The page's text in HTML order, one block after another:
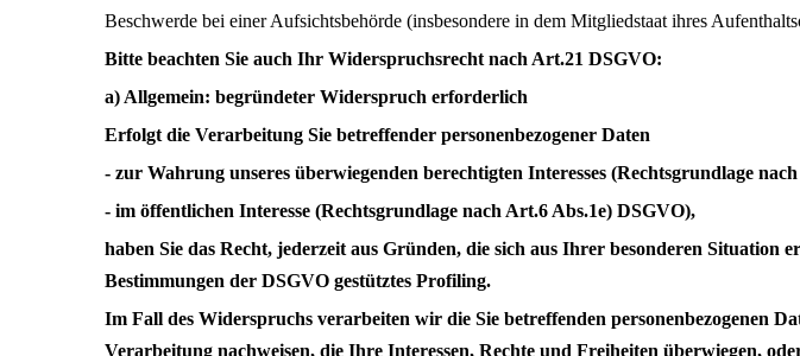
Beschwerde bei einer Aufsichtsbehörde (insbesondere in dem Mitgliedstaat ihres
Bitte beachten Sie auch Ihr Widerspruchsrecht nach Art.21 DSGVO:
a) Allgemein: begründeter Widerspruch erforderlich
Erfolgt die Verarbeitung Sie betreffender personenbezogener Daten
- zur Wahrung unseres überwiegenden berechtigten Interesses (Rechtsgrundlage
- im öffentlichen Interesse (Rechtsgrundlage nach Art.6 Abs.1e) DSGVO),
haben Sie das Recht, jederzeit aus Gründen, die sich aus Ihrer besonderen
Bestimmungen der DSGVO gestütztes Profiling.
Im Fall des Widerspruchs verarbeiten wir die Sie betreffenden personenbezogenen
Verarbeitung nachweisen, die Ihre Interessen, Rechte und Freiheiten überwiegen,